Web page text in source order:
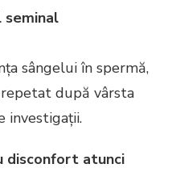
seminal
sângelui în spermă,
după vârsta
investigații.
disconfort atunci